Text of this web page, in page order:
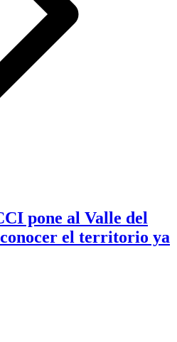
pone al Valle del
el territorio ya